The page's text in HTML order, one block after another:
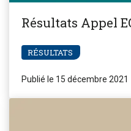
Résultats Appel
RÉSULTATS
Publié le 15 décembre 2021